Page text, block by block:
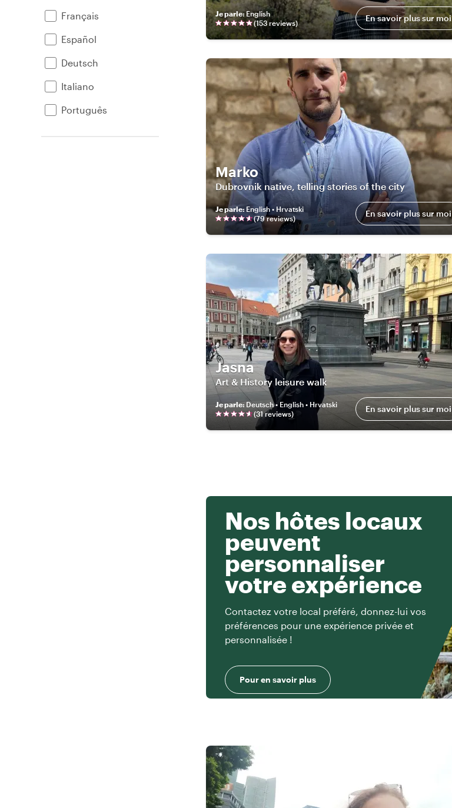
Français
Español
Deutsch
Italiano
Português
Je parle:English
(153reviews) En savoir plus sur moi
Marko
Dubrovnik native, telling stories of the city
Je parle: English • Hrvatski
(79reviews) En savoir plus sur moi
Jasna
Art & History leisure walk
Je parle: Deutsch • English • Hrvatski
(31reviews) En savoir plus sur moi
Nos hôtes locaux
peuvent
personnaliser
votre expérience
Contactez votre local préféré, donnez-lui vos
préférences pour une expérience privée et
personnalisée !
Pour en savoir plus